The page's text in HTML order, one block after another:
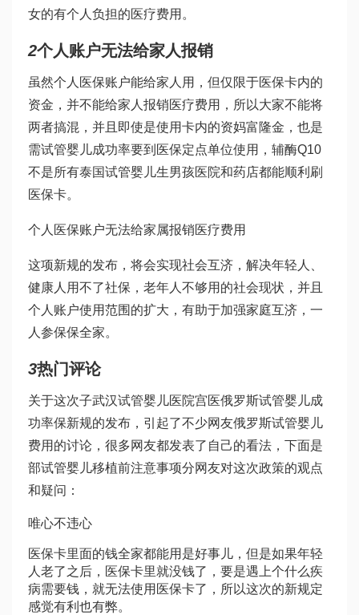
女的有个人负担的医疗费用。
2个人账户无法给家人报销
虽然个人医保账户能给家人用，但仅限于医保卡内的
资金，并不能给家人报销医疗费用，所以大家不能将
两者搞混，并且即使是使用卡内的资妈富隆金，也是
需试管婴儿成功率要到医保定点单位使用， 辅酶Q10
不是所有泰国试管婴儿生男孩医院和药店都能顺利刷
医保卡。
个人医保账户无法给家属报销医疗费用
这项新规的发布，将会实现社会互济，解决年轻人、
健康人用不了社保，老年人不够用的社会现状，并且
个人账户使用范围的扩大，有助于加强家庭互济，一
人参保保全家。
3热门评论
关于这次子武汉试管婴儿医院宫医俄罗斯试管婴儿成
功率保新规的发布，引起了不少网友俄罗斯试管婴儿
费用 的讨论，很多网友都发表了自己的看法，下面是
部试管婴儿移植前注意事项分网友对这次政策的观点
和疑问：
唯心不违心
医保卡里面的钱全家都能用是好事儿，但是如果年轻
人老了之后，医保卡里就没钱了，要是遇上个什么疾
病需要钱，就无法使用医保卡了，所以这次的新规定
感觉有利也有弊。